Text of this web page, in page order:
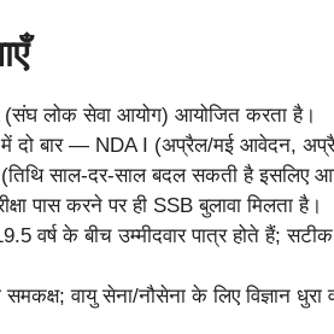
लोक सेवा आयोग) आयोजित करता है।
में दो बार — NDA I (अप्रैल/मई आवेदन,
(तिथि साल-दर-साल बदल सकती है इसलिए
पास करने पर ही SSB बुलावा मिलता है।
वर्ष के बीच उम्मीदवार पात्र होते हैं;
समकक्ष; वायु सेना/नौसेना के लिए विज्ञान